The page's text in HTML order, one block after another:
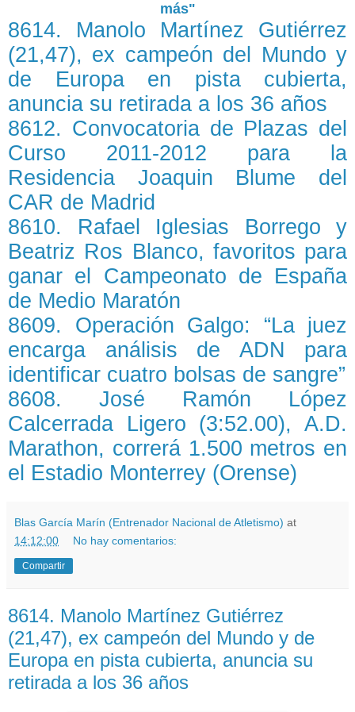
más"
8614. Manolo Martínez Gutiérrez
(21,47), ex campeón del Mundo y
de Europa en pista cubierta,
anuncia su retirada a los 36 años
8612. Convocatoria de Plazas del
Curso 2011-2012 para la
Residencia Joaquin Blume del
CAR de Madrid
8610. Rafael Iglesias Borrego y
Beatriz Ros Blanco, favoritos para
ganar el Campeonato de España
de Medio Maratón
8609. Operación Galgo: “La juez
encarga análisis de ADN para
identificar cuatro bolsas de sangre”
8608. José Ramón López
Calcerrada Ligero (3:52.00), A.D.
Marathon, correrá 1.500 metros en
el Estadio Monterrey (Orense)
Blas García Marín (Entrenador Nacional de Atletismo) at
14:12:00
No hay comentarios:
Compartir
8614. Manolo Martínez Gutiérrez
(21,47), ex campeón del Mundo y de
Europa en pista cubierta, anuncia su
retirada a los 36 años